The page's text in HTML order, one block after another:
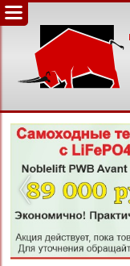
‹